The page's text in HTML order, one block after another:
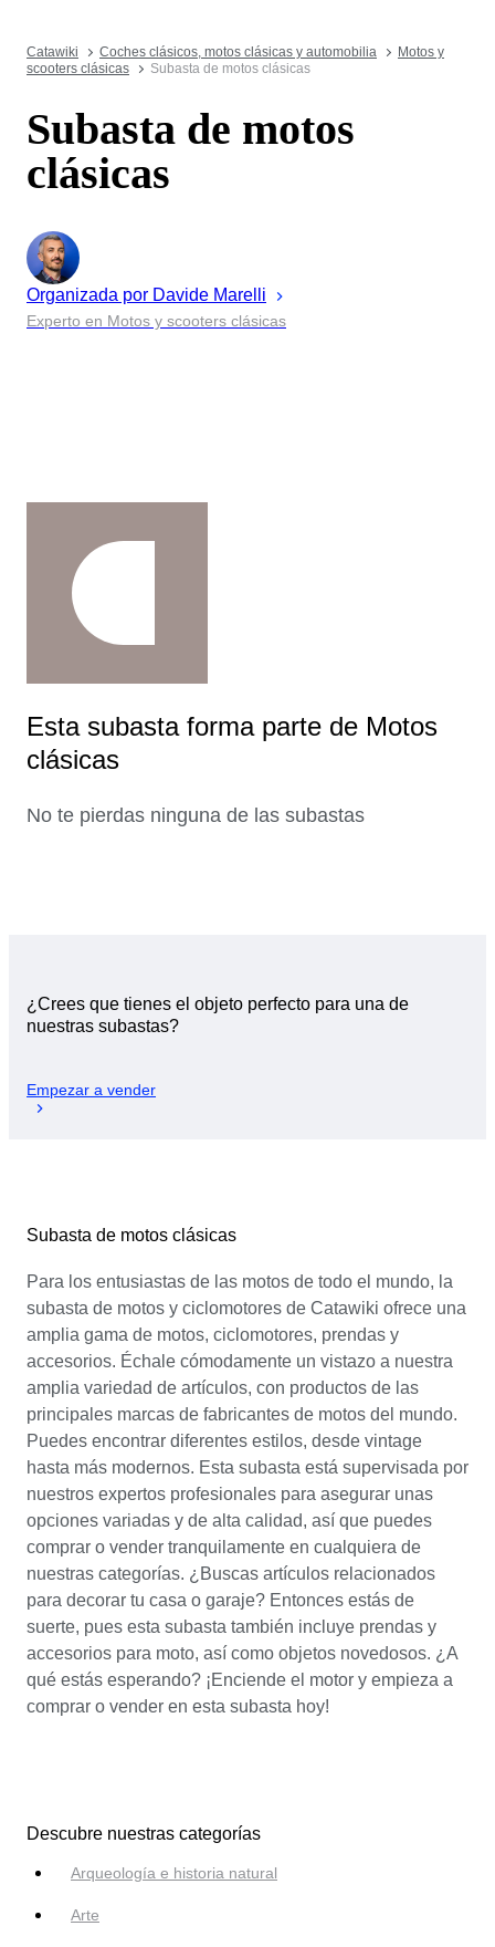
Catawiki Coches clásicos, motos clásicas y automobilia
Motos y
scooters clásicas
Subasta de motos clásicas
Subasta de motos
clásicas
Organizada por Davide Marelli
Experto en Motos y scooters clásicas
Esta subasta forma parte de Motos
clásicas
No te pierdas ninguna de las subastas
¿Crees que tienes el objeto perfecto para una de
nuestras subastas?
Empezar a vender
Subasta de motos clásicas
Para los entusiastas de las motos de todo el mundo, la
subasta de motos y ciclomotores de Catawiki ofrece una
amplia gama de motos, ciclomotores, prendas y
accesorios. Échale cómodamente un vistazo a nuestra
amplia variedad de artículos, con productos de las
principales marcas de fabricantes de motos del mundo.
Puedes encontrar diferentes estilos, desde vintage
hasta más modernos. Esta subasta está supervisada por
nuestros expertos profesionales para asegurar unas
opciones variadas y de alta calidad, así que puedes
comprar o vender tranquilamente en cualquiera de
nuestras categorías. ¿Buscas artículos relacionados
para decorar tu casa o garaje? Entonces estás de
suerte, pues esta subasta también incluye prendas y
accesorios para moto, así como objetos novedosos. ¿A
qué estás esperando? ¡Enciende el motor y empieza a
comprar o vender en esta subasta hoy!
Descubre nuestras categorías
Arqueología e historia natural
Arte